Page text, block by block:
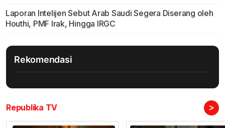
Laporan Intelijen Sebut Arab Saudi Segera Diserang oleh
Houthi, PMF Irak, Hingga IRGC
Rekomendasi
Republika TV >